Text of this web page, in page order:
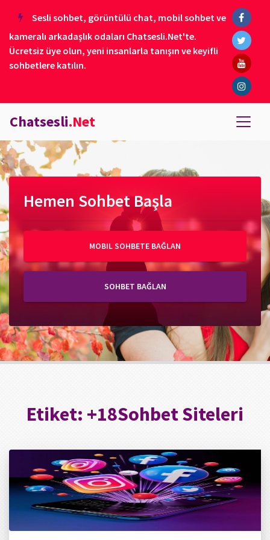
Sesli sohbet, görüntülü chat, mobil sohbet ve
kameralı arkadaşlık odaları Chatsesli.Net'te.
Ücretsiz üye olun, yeni insanlarla tanışın ve keyifli
sohbetlere katılın.
Chatsesli.Net
Hemen Sohbet Başla
MOBIL SOHBETE BAĞLAN
SOHBET BAĞLAN
Etiket: +18Sohbet Siteleri